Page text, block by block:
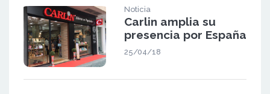
Noticia
Carlin amplia su
presencia por España
25/04/18